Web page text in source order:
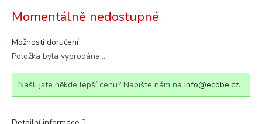
cena:
Momentálně nedostupné
Možnosti doručení
Položka byla vyprodána…
Našli jste někde lepší cenu? Napište nám na info@ecobe.cz.